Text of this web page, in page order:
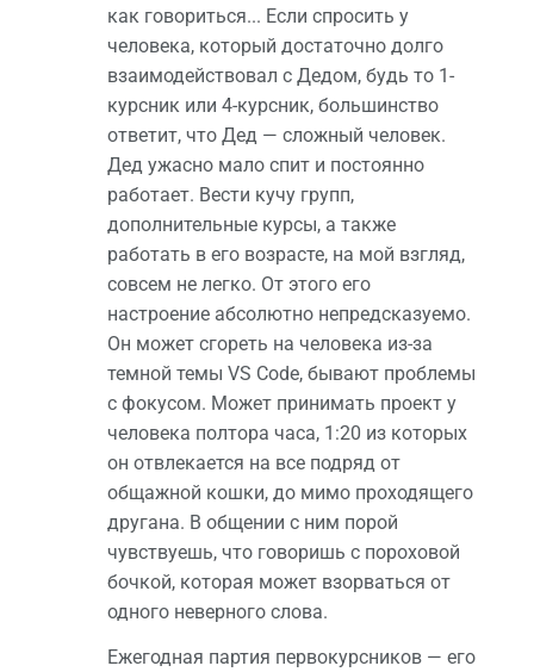
как говориться... Если спросить у
человека, который достаточно долго
взаимодействовал с Дедом, будь то 1-
курсник или 4-курсник, большинство
ответит, что Дед — сложный человек.
Дед ужасно мало спит и постоянно
работает. Вести кучу групп,
дополнительные курсы, а также
работать в его возрасте, на мой взгляд,
совсем не легко. От этого его
настроение абсолютно непредсказуемо.
Он может сгореть на человека из-за
темной темы VS Code, бывают проблемы
с фокусом. Может принимать проект у
человека полтора часа, 1:20 из которых
он отвлекается на все подряд от
общажной кошки, до мимо проходящего
другана. В общении с ним порой
чувствуешь, что говоришь с пороховой
бочкой, которая может взорваться от
одного неверного слова.
Ежегодная партия первокурсников — его